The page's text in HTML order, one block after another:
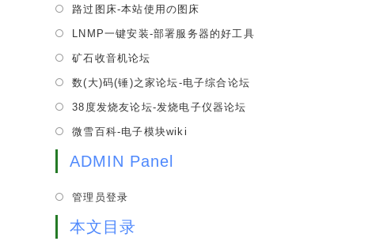
tab
new
路过图床-本站使用の图床
a
tab
LNMP一键安装-部署服务器的好工具
矿石收音机论坛
a
new
tab
数(大)码(锤)之家论坛-电子综合论坛Opens
38度发烧友论坛-发烧电子仪器论坛
微雪百科-电子模块wiki
ADMIN Panel
管理员登录
本文目录